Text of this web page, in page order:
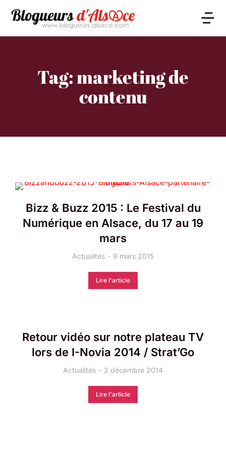
Tag: marketing de
contenu
Bizz & Buzz 2015 : Le Festival du
Numérique en Alsace, du 17 au 19
mars
Actualités 9 mars 2015
Lire l'article
Retour vidéo sur notre plateau TV
lors de I-Novia 2014 / Strat’Go
Actualités 2 décembre 2014
Lire l'article